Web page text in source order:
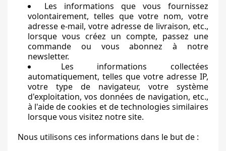
Les informations que vous fournissez
volontairement, telles que votre nom, votre
adresse e-mail, votre adresse de livraison, etc.,
lorsque vous créez un compte, passez une
commande ou vous abonnez à notre
newsletter.
Les informations collectées
automatiquement, telles que votre adresse IP,
votre type de navigateur, votre système
d'exploitation, vos données de navigation, etc.,
à l'aide de cookies et de technologies similaires
lorsque vous visitez notre site.
Nous utilisons ces informations dans le but de :